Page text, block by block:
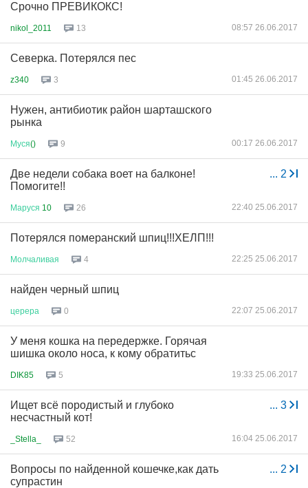
Срочно ПРЕВИКОКС!
nikol_2011 13 08:57 26.06.2017
Северка. Потерялся пес
z340 3 01:45 26.06.2017
Нужен, антибиотик район шарташского
рынка
Муся() 9 00:17 26.06.2017
... 2
Две недели собака воет на балконе!
Помогите!!
Маруся 10 26 22:40 25.06.2017
Потерялся померанский шпиц!!!ХЕЛП!!!
Молчаливая 4 22:25 25.06.2017
найден черный шпиц
церера 0 22:07 25.06.2017
У меня кошка на передержке. Горячая
шишка около носа, к кому обратитьс
DIK85 5 19:33 25.06.2017
... 3
Ищет всё породистый и глубоко
несчастный кот!
_Stella_ 52 16:04 25.06.2017
... 2
Вопросы по найденной кошечке,как дать
супрастин